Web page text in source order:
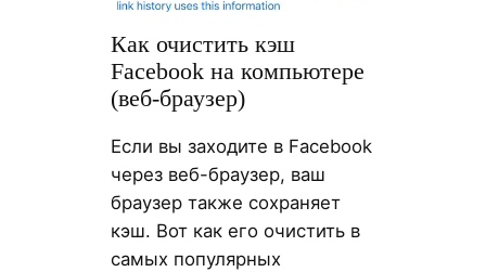
Как очистить кэш
Facebook на компьютере
(веб-браузер)
Если вы заходите в Facebook
через веб-браузер, ваш
браузер также сохраняет
кэш. Вот как его очистить в
самых популярных